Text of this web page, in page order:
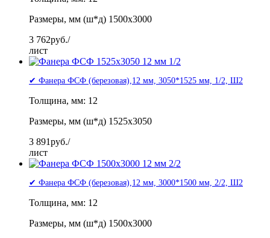
Размеры, мм (ш*д) 1500x3000
3 762руб./
лист
✔ Фанера ФСФ (березовая),12 мм, 3050*1525 мм, 1/2, Ш2
Толщина, мм: 12
Размеры, мм (ш*д) 1525x3050
3 891руб./
лист
✔ Фанера ФСФ (березовая),12 мм, 3000*1500 мм, 2/2, Ш2
Толщина, мм: 12
Размеры, мм (ш*д) 1500x3000